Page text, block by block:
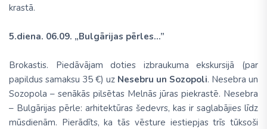
krastā.
5.diena. 06.09. „Bulgārijas pērles...”
Brokastis. Piedāvājam doties izbraukuma ekskursijā (par
papildus samaksu 35 €) uz Nesebru un Sozopoli. Nesebra un
Sozopola – senākās pilsētas Melnās jūras piekrastē. Nesebra
– Bulgārijas pērle: arhitektūras šedevrs, kas ir saglabājies līdz
mūsdienām. Pierādīts, ka tās vēsture iestiepjas trīs tūksoši